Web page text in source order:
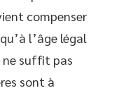
compenser
l’âge légal
ne suffit pas
sont à